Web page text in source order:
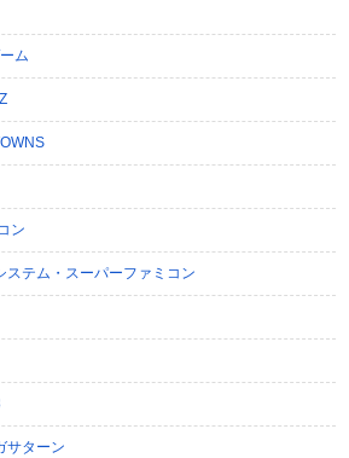
ム
ン
ステム・スーパーファミコン
サターン